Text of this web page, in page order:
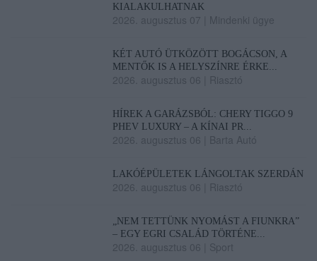
KIALAKULHATNAK
2026. augusztus 07 Mindenki ügye
KÉT AUTÓ ÜTKÖZÖTT BOGÁCSON, A
MENTŐK IS A HELYSZÍNRE ÉRKE...
2026. augusztus 06 Riasztó
HÍREK A GARÁZSBÓL: CHERY TIGGO 9
PHEV LUXURY – A KÍNAI PR...
2026. augusztus 06 Barta Autó
LAKÓÉPÜLETEK LÁNGOLTAK SZERDÁN
2026. augusztus 06 Riasztó
„NEM TETTÜNK NYOMÁST A FIUNKRA”
– EGY EGRI CSALÁD TÖRTÉNE...
2026. augusztus 06 Sport